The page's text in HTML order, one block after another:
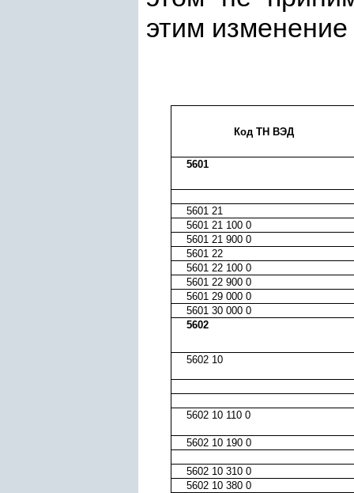
этим изменение
Код ТН ВЭД
5601
5601 21
5601 21 100 0
5601 21 900 0
5601 22
5601 22 100 0
5601 22 900 0
5601 29 000 0
5601 30 000 0
5602
5602 10
5602 10 110 0
5602 10 190 0
5602 10 310 0
5602 10 380 0